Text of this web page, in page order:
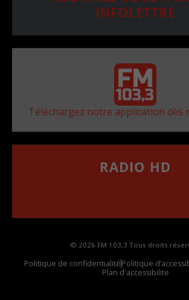
INFOLETTRE
Téléchargez notre application dès
RADIO HD
© 2026 FM 103,3 Tous droits
Politique de confidentialitéPolitique
Plan d'accessibilite